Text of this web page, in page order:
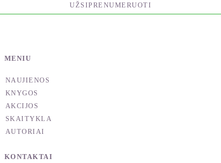
UŽSIPRENUMERUOTI
MENIU
NAUJIENOS
KNYGOS
AKCIJOS
SKAITYKLA
AUTORIAI
KONTAKTAI